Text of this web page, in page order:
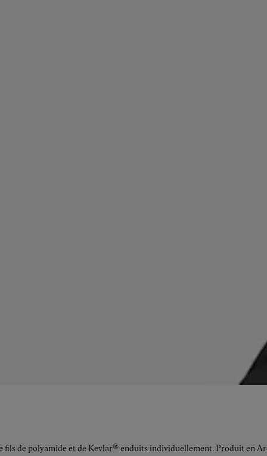
de polyamide et de Kevlar® enduits individuellement. Produit en